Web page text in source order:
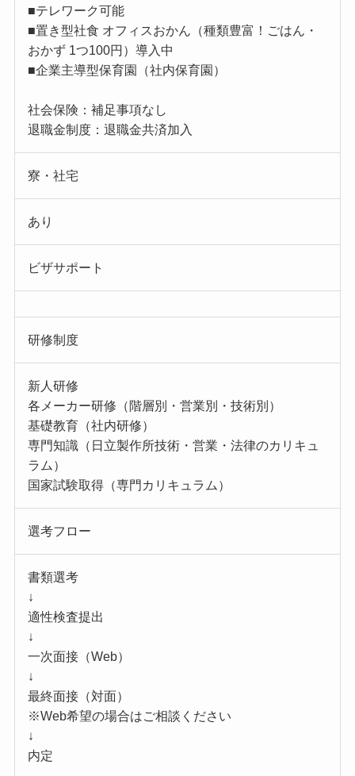
■テレワーク可能
■置き型社食 オフィスおかん（種類豊富！ごはん・
おかず 1つ100円）導入中
■企業主導型保育園（社内保育園）
社会保険：補足事項なし
退職金制度：退職金共済加入
寮・社宅
あり
ビザサポート
研修制度
新人研修
各メーカー研修（階層別・営業別・技術別）
基礎教育（社内研修）
専門知識（日立製作所技術・営業・法律のカリキュ
ラム）
国家試験取得（専門カリキュラム）
選考フロー
書類選考
↓
適性検査提出
↓
一次面接（Web）
↓
最終面接（対面）
※Web希望の場合はご相談ください
↓
内定